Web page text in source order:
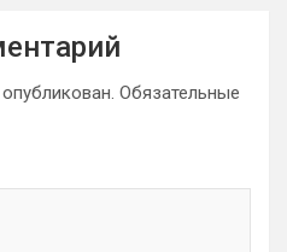
Обязательные